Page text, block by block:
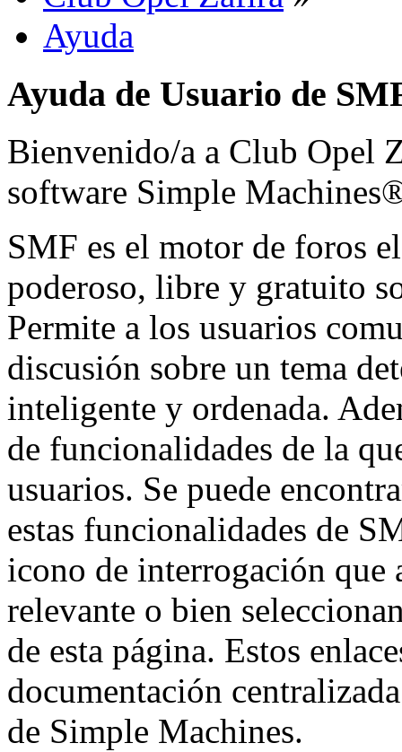
Ayuda
Ayuda de Usuario de
Bienvenido/a a Club Opel
software Simple
SMF es el motor de foros
poderoso, libre y gratuito
Permite a los usuarios
discusión sobre un tema
inteligente y ordenada.
de funcionalidades de la
usuarios. Se puede
estas funcionalidades de
icono de interrogación que
relevante o bien
de esta página. Estos
documentación
de Simple Machines.